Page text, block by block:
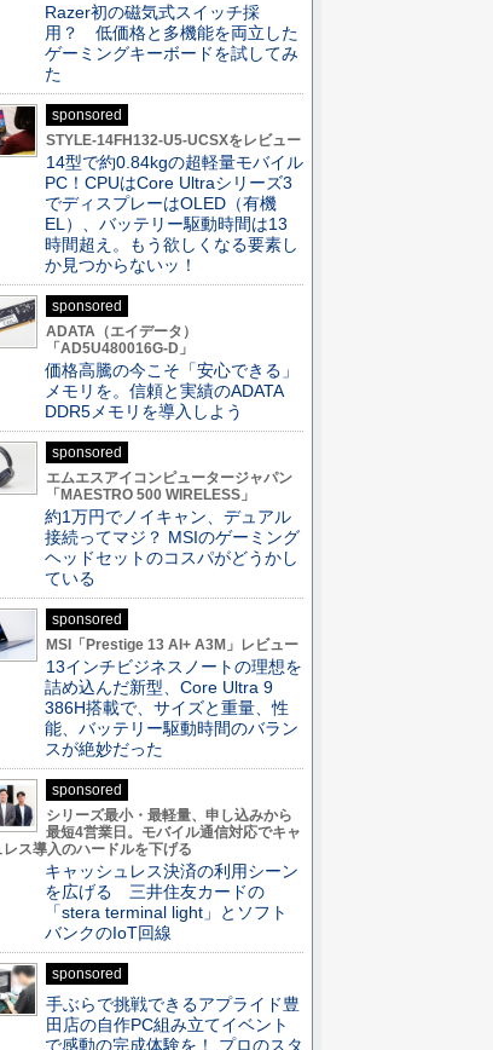
Razer初の磁気式スイッチ採
用？ 低価格と多機能を両立した
ゲーミングキーボードを試してみ
た
sponsored
STYLE-14FH132-U5-UCSXをレビュー
14型で約0.84kgの超軽量モバイル
PC！CPUはCore Ultraシリーズ3
でディスプレーはOLED（有機
EL）、バッテリー駆動時間は13
時間超え。もう欲しくなる要素し
か見つからないッ！
sponsored
ADATA（エイデータ）
「AD5U480016G-D」
価格高騰の今こそ「安心できる」
メモリを。信頼と実績のADATA
DDR5メモリを導入しよう
sponsored
エムエスアイコンピュータージャパン
「MAESTRO 500 WIRELESS」
約1万円でノイキャン、デュアル
接続ってマジ？ MSIのゲーミング
ヘッドセットのコスパがどうかし
ている
sponsored
MSI「Prestige 13 AI+ A3M」レビュー
13インチビジネスノートの理想を
詰め込んだ新型、Core Ultra 9
386H搭載で、サイズと重量、性
能、バッテリー駆動時間のバラン
スが絶妙だった
sponsored
シリーズ最小・最軽量、申し込みから
最短4営業日。モバイル通信対応でキャ
レス導入のハードルを下げる
キャッシュレス決済の利用シーン
を広げる 三井住友カードの
「stera terminal light」とソフト
バンクのIoT回線
sponsored
手ぶらで挑戦できるアプライド豊
田店の自作PC組み立てイベント
で感動の完成体験を！ プロのスタ